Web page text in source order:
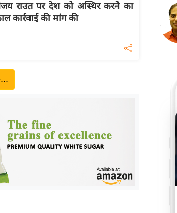
राउत पर देश को अस्थिर करने का
कार्रवाई की मांग की